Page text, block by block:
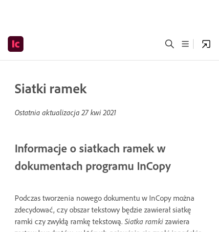
Siatki ramek
Ostatnia aktualizacja27 kwi 2021
Informacje o siatkach ramek w
dokumentach programu InCopy
Podczas tworzenia nowego dokumentu w InCopy można
zdecydować, czy obszar tekstowy będzie zawierał siatkę
ramki czy zwykłą ramkę tekstową. Siatka ramki zawiera